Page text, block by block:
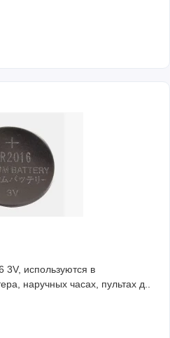
3V, используются в
наручных часах, пультах д..